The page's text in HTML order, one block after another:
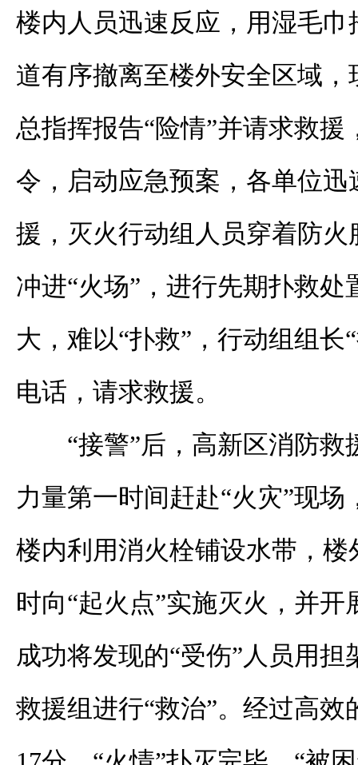
楼内人员迅速反应，用湿毛
道有序撤离至楼外安全区域
总指挥报告“险情”并请求救
令，启动应急预案，各单位
援，灭火行动组人员穿着防
冲进“火场”，进行先期扑救处
大，难以“扑救”，行动组组长
电话，请求救援。
“接警”后，高新区消防
力量第一时间赶赴“火灾”现场
楼内利用消火栓铺设水带，
时向“起火点”实施灭火，并开
成功将发现的“受伤”人员用
救援组进行“救治”。经过高效